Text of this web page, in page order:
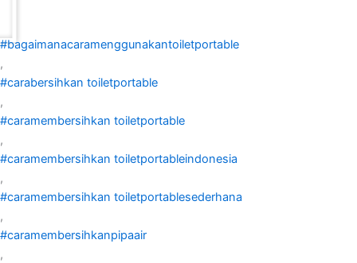
#bagaimanacaramenggunakantoiletportable
,
#carabersihkan toiletportable
,
#caramembersihkan toiletportable
,
#caramembersihkan toiletportableindonesia
,
#caramembersihkan toiletportablesederhana
,
#caramembersihkanpipaair
,